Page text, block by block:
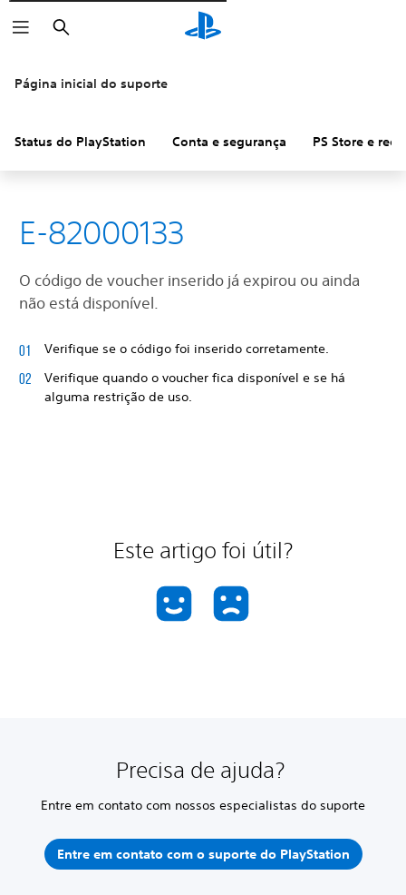
Pesquisar
Página inicial do suporte
Status do PlayStation Conta e segurança PS Store e
E-82000133
O código de voucher inserido já expirou ou ainda
não está disponível.
Verifique se o código foi inserido corretamente.
Verifique quando o voucher fica disponível e se há
alguma restrição de uso.
Este artigo foi útil?
Precisa de ajuda?
Entre em contato com nossos especialistas do suporte
Entre em contato com o suporte do PlayStation